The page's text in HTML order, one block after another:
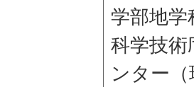
学部地学
科学技術
ンター